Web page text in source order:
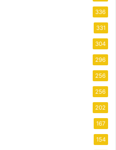
336
331
304
296
256
256
202
167
154